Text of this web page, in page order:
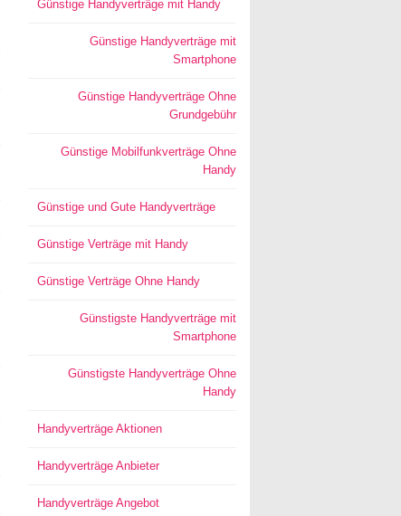
Günstige Handyverträge mit Handy
Günstige Handyverträge mit
Smartphone
Günstige Handyverträge Ohne
Grundgebühr
Günstige Mobilfunkverträge Ohne
Handy
Günstige und Gute Handyverträge
Günstige Verträge mit Handy
Günstige Verträge Ohne Handy
Günstigste Handyverträge mit
Smartphone
Günstigste Handyverträge Ohne
Handy
Handyverträge Aktionen
Handyverträge Anbieter
Handyverträge Angebot